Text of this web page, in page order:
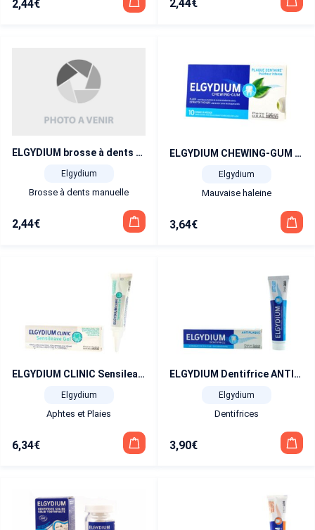
2,44€ 2,44€
ELGYDIUM brosse à dents vitale colour souple
Elgydium
Brosse à dents manuelle
2,44€
ELGYDIUM CHEWING-GUM Plaque dentaire fraîcheur intense 10 gommes
Elgydium
Mauvaise haleine
3,64€
ELGYDIUM CLINIC Sensileave Gel 30 ml
Elgydium
Aphtes et Plaies
6,34€
ELGYDIUM Dentifrice ANTIPLAQUE 75 ml
Elgydium
Dentifrices
3,90€